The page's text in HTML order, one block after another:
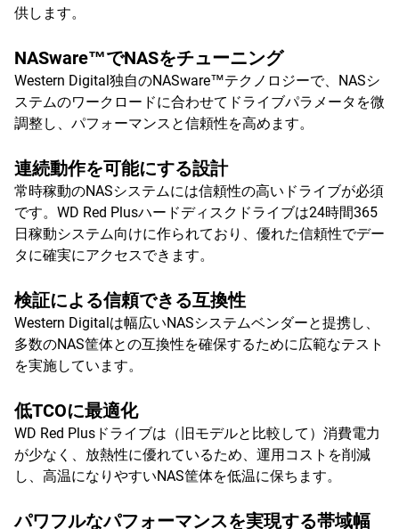
供します。
NASware™でNASをチューニング
Western Digital独自のNASware™テクノロジーで、NASシ
ステムのワークロードに合わせてドライブパラメータを微
調整し、パフォーマンスと信頼性を高めます。
連続動作を可能にする設計
常時稼動のNASシステムには信頼性の高いドライブが必須
です。WD Red Plusハードディスクドライブは24時間365
日稼動システム向けに作られており、優れた信頼性でデー
タに確実にアクセスできます。
検証による信頼できる互換性
Western Digitalは幅広いNASシステムベンダーと提携し、
多数のNAS筐体との互換性を確保するために広範なテスト
を実施しています。
低TCOに最適化
WD Red Plusドライブは（旧モデルと比較して）消費電力
が少なく、放熱性に優れているため、運用コストを削減
し、高温になりやすいNAS筐体を低温に保ちます。
パワフルなパフォーマンスを実現する帯域幅